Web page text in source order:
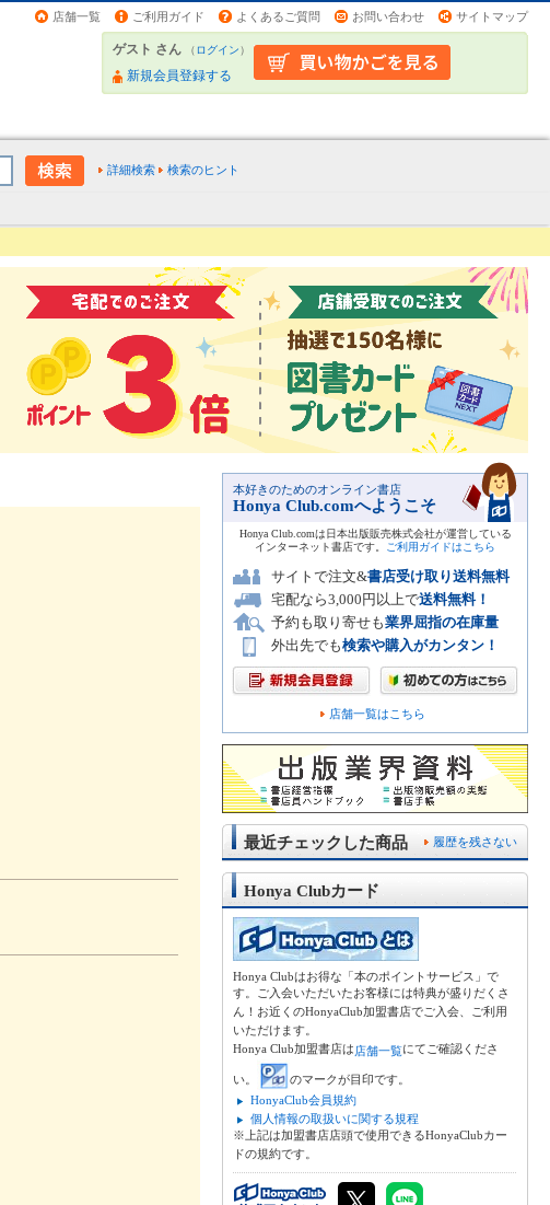
店舗一覧 ご利用ガイド よくあるご質問 お問い合わせ サイトマップ
ゲスト さん （ログイン）
新規会員登録する
詳細検索 検索のヒント
本好きのためのオンライン書店
Honya Club.comへようこそ
Honya Club.comは日本出版販売株式会社が運営している
インターネット書店です。
ご利用ガイドはこちら
サイトで注文&書店受け取り送料無料
宅配なら3,000円以上で送料無料！
予約も取り寄せも業界屈指の在庫量
外出先でも検索や購入がカンタン！
店舗一覧はこちら
履歴を残さない
最近チェックした商品
Honya Clubカード
Honya Clubはお得な「本のポイントサービス」で
す。ご入会いただいたお客様には特典が盛りだくさ
ん！お近くのHonyaClub加盟書店でご入会、ご利用
いただけます。
Honya Club加盟書店は店舗一覧にてご確認くださ
い。
のマークが目印です。
HonyaClub会員規約
個人情報の取扱いに関する規程
※上記は加盟書店店頭で使用できるHonyaClubカー
ドの規約です。